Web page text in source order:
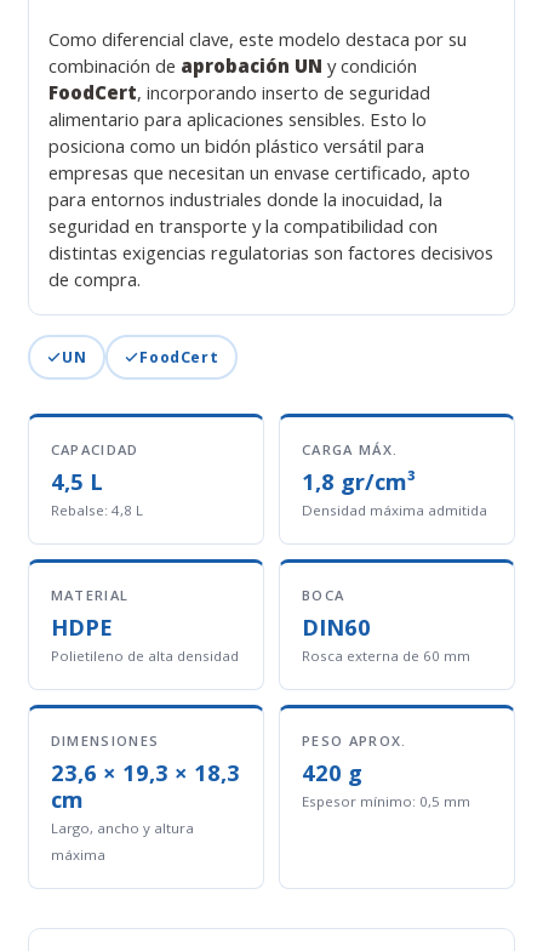
Como diferencial clave, este modelo destaca por su
combinación de aprobación UN y condición
FoodCert, incorporando inserto de seguridad
alimentario para aplicaciones sensibles. Esto lo
posiciona como un bidón plástico versátil para
empresas que necesitan un envase certificado, apto
para entornos industriales donde la inocuidad, la
seguridad en transporte y la compatibilidad con
distintas exigencias regulatorias son factores decisivos
de compra.
UN FoodCert
CAPACIDAD
4,5 L
Rebalse: 4,8 L
CARGA MÁX.
1,8 gr/cm³
Densidad máxima admitida
MATERIAL
HDPE
Polietileno de alta densidad
BOCA
DIN60
Rosca externa de 60 mm
DIMENSIONES
23,6 × 19,3 × 18,3
cm
Largo, ancho y altura
máxima
PESO APROX.
420 g
Espesor mínimo: 0,5 mm